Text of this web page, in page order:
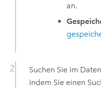
an.
Suchen Sie im
indem Sie einen